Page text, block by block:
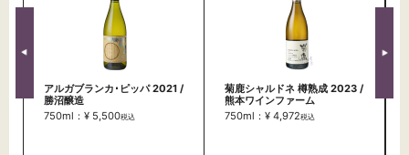
アルガブランカ･ピッパ 2021 /
勝沼醸造
750ml：¥ 5,500税込
菊鹿シャルドネ 樽熟成 2023 /
熊本ワインファーム
750ml：¥ 4,972税込